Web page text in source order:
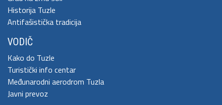
Historija Tuzle
Antifašistička tradicija
VODIČ
Kako do Tuzle
Turistički info centar
Međunarodni aerodrom Tuzla
Javni prevoz